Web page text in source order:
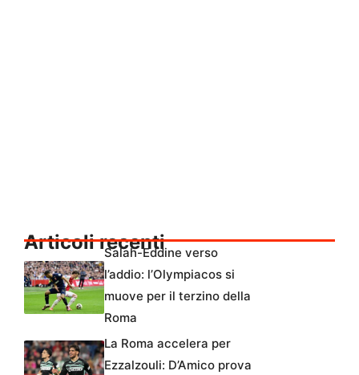
Articoli recenti
Salah-Eddine verso
l’addio: l’Olympiacos si
muove per il terzino della
Roma
La Roma accelera per
Ezzalzouli: D’Amico prova